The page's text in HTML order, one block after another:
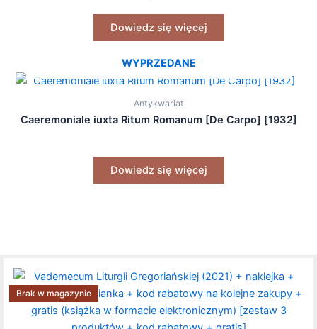
Dowiedz się więcej
WYPRZEDANE
Antykwariat
Caeremoniale iuxta Ritum Romanum [De Carpo] [1932]
Dowiedz się więcej
Brak w magazynie